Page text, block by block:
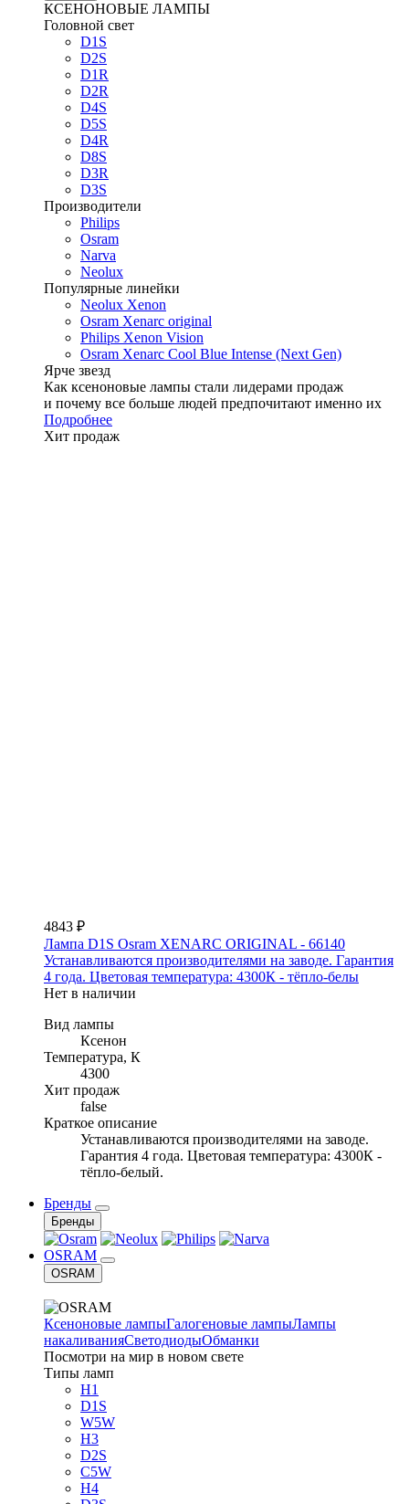
КСЕНОНОВЫЕ ЛАМПЫ
Головной свет
D1S
D2S
D1R
D2R
D4S
D5S
D4R
D8S
D3R
D3S
Производители
Philips
Osram
Narva
Neolux
Популярные линейки
Neolux Xenon
Osram Xenarc original
Philips Xenon Vision
Osram Xenarc Cool Blue Intense (Next Gen)
Ярче звезд
Как ксеноновые лампы стали лидерами продаж
и почему все больше людей предпочитают именно их
Подробнее
Хит продаж
4843 ₽
Лампа D1S Osram XENARC ORIGINAL - 66140
Устанавливаются производителями на заводе. Гарантия
4 года. Цветовая температура: 4300К - тёпло-белы
Нет в наличии
Вид лампы
Ксенон
Температура, К
4300
Хит продаж
false
Краткое описание
Устанавливаются производителями на заводе.
Гарантия 4 года. Цветовая температура: 4300К -
тёпло-белый.
Бренды
Бренды
OSRAM
OSRAM
Ксеноновые лампыГалогеновые лампыЛампы
накаливанияСветодиодыОбманки
Посмотри на мир в новом свете
Типы ламп
H1
D1S
W5W
H3
D2S
C5W
H4